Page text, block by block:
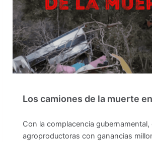
Los camiones de la muerte
Con la complacencia gubernamental,
agroproductoras con ganancias